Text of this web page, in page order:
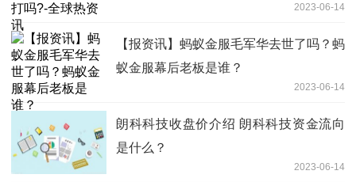
2023-06-14
【报资讯】蚂蚁金服毛军华去世了吗？蚂
蚁金服幕后老板是谁？
2023-06-14
朗科科技收盘价介绍 朗科科技资金流向
是什么？
2023-06-14